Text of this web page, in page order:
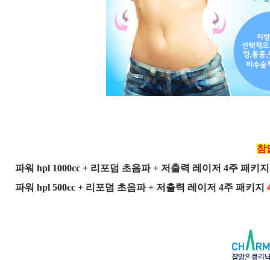
참
파워 hpl 1000cc + 리포덤 초음파 + 저출력 레이저 4주 패키
파워 hpl 500cc + 리포덤 초음파 + 저출력 레이저 4주 패키지